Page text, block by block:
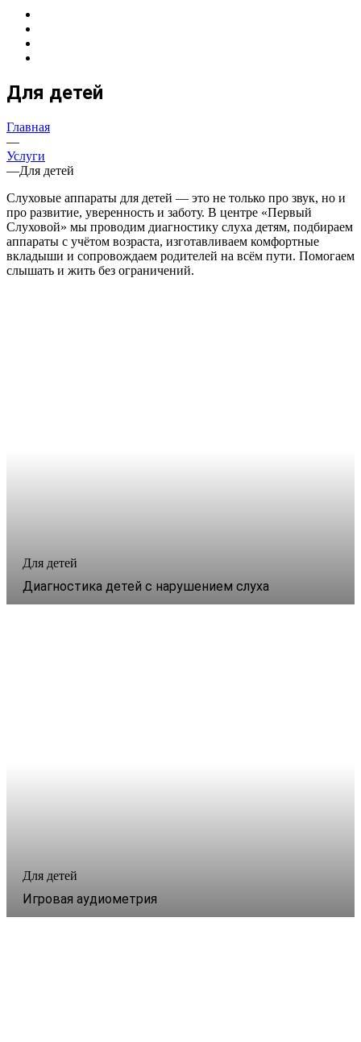
Для детей
Главная
—
Услуги
—Для детей
Слуховые аппараты для детей — это не только про звук, но и
про развитие, уверенность и заботу. В центре «Первый
Слуховой» мы проводим диагностику слуха детям, подбираем
аппараты с учётом возраста, изготавливаем комфортные
вкладыши и сопровождаем родителей на всём пути. Помогаем
слышать и жить без ограничений.
Для детей
Диагностика детей с нарушением слуха
Для детей
Игровая аудиометрия